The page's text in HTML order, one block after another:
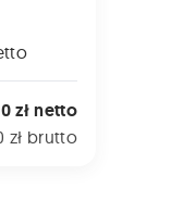
zł netto
zł brutto